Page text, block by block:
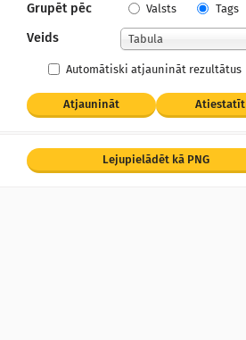
Grupēt pēc
Valsts Tags
Veids Tabula
Automātiski atjaunināt rezultātus
Atjaunināt Atiestatīt
Lejupielādēt kā PNG